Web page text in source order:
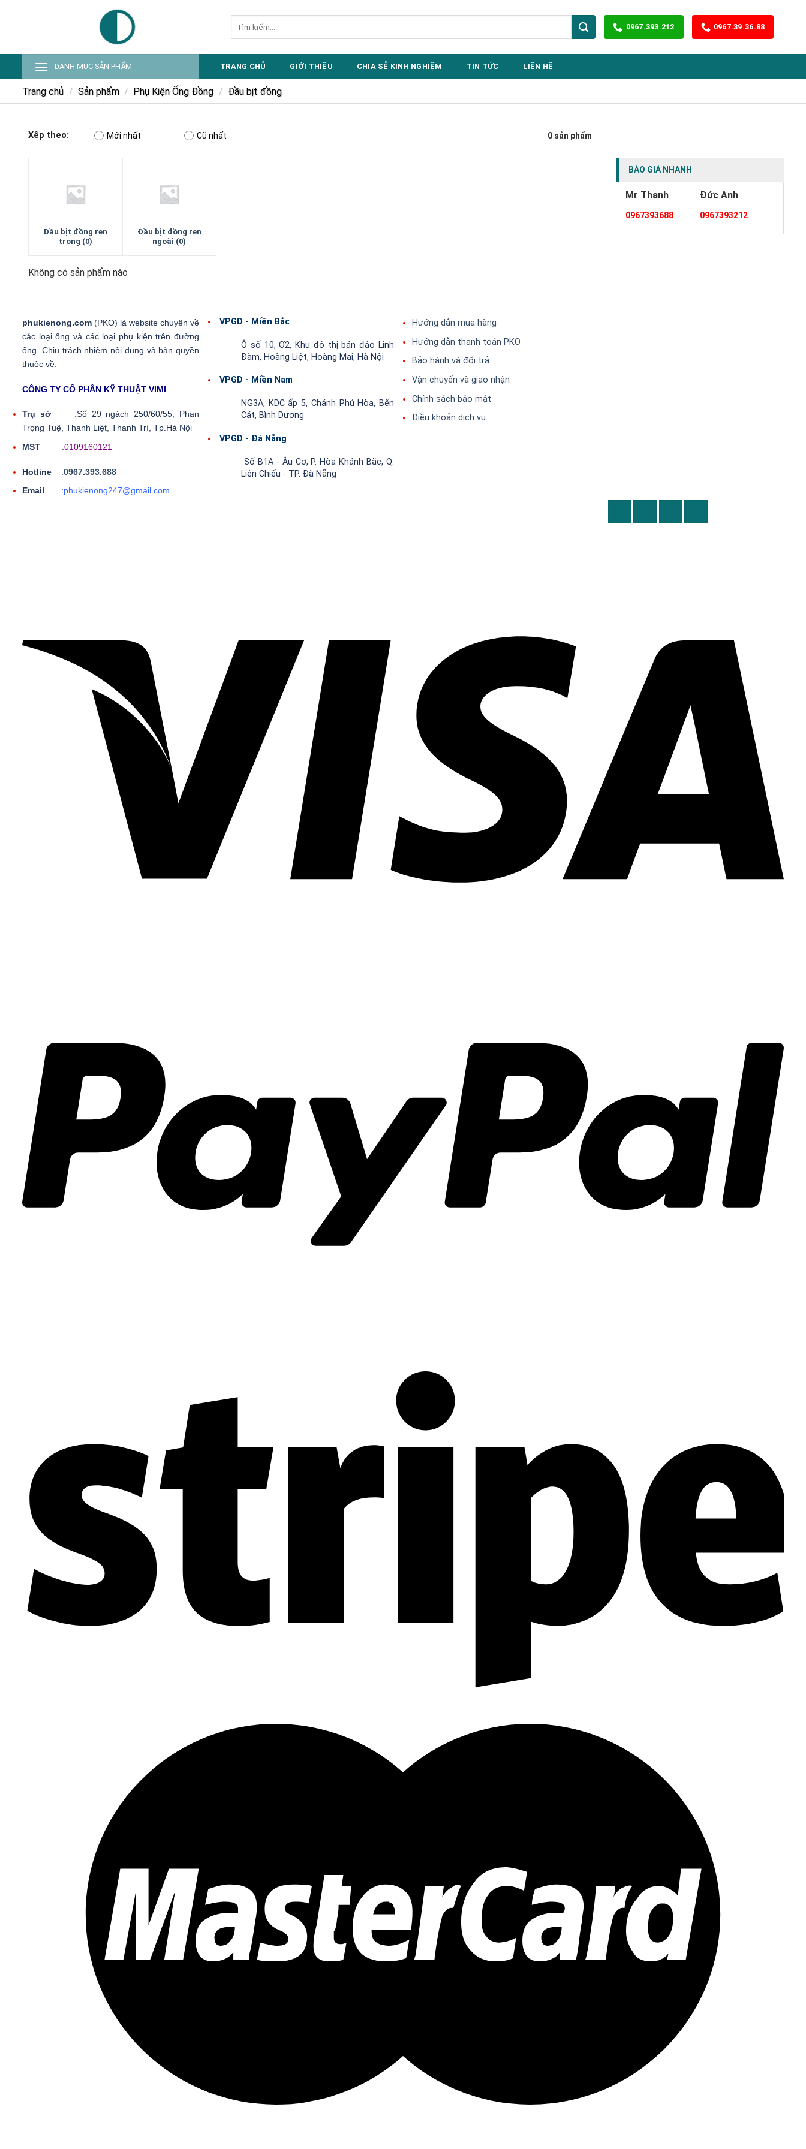
kiếm:
0967.393.212 0967.39.36.88
DANH MỤC SẢN PHẨM TRANG CHỦ GIỚI THIỆU CHIA SẺ KINH NGHIỆM TIN TỨC LIÊN HỆ
Trang chủ / Sản phẩm / Phụ Kiện Ống Đồng / Đầu bịt đồng
BÁO GIÁ NHANH
Mr Thanh
0967393688
Đức Anh
0967393212
Xếp theo: Mới nhất Cũ nhất 0 sản phẩm
Đầu bịt đồng ren
trong (0)
Đầu bịt đồng ren
ngoài (0)
Không có sản phẩm nào
phukienong.com (PKO) là website chuyên về
các loại ống và các loại phụ kiện trên đường
ống. Chịu trách nhiệm nội dung và bản quyền
thuộc về:
CÔNG TY CỔ PHẦN KỸ THUẬT VIMI
Trụ sở :Số 29 ngách 250/60/55, Phan
Trọng Tuệ, Thanh Liệt, Thanh Trì, Tp.Hà Nội
MST :0109160121
Hotline :0967.393.688
Email :phukienong247@gmail.com
VPGD - Miền Bắc
Ô số 10, Ơ2, Khu đô thị bán đảo Linh
Đàm, Hoàng Liệt, Hoàng Mai, Hà Nội
VPGD - Miền Nam
NG3A, KDC ấp 5, Chánh Phú Hòa, Bến
Cát, Bình Dương
VPGD - Đà Nẵng
Số B1A - Âu Cơ, P. Hòa Khánh Bắc, Q.
Liên Chiểu - TP. Đà Nẵng
Hướng dẫn mua hàng
Hướng dẫn thanh toán PKO
Bảo hành và đổi trả
Vận chuyển và giao nhận
Chính sách bảo mật
Điều khoản dịch vụ